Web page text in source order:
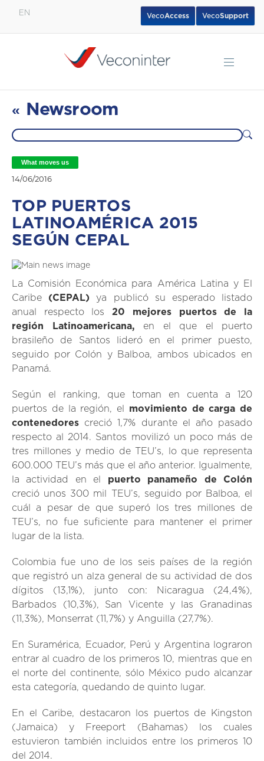
EN VecoSupport
VecoAccess
« Newsroom
What moves us
14/06/2016
TOP PUERTOS
LATINOAMÉRICA 2015
SEGÚN CEPAL
La Comisión Económica para América Latina y El
Caribe (CEPAL) ya publicó su esperado listado
anual respecto los20 mejores puertos de la
región Latinoamericana, en el que el puerto
brasileño de Santos lideró en el primer puesto,
seguido por Colón y Balboa, ambos ubicados en
Panamá.
Según el ranking, que toman en cuenta a 120
puertos de la región, el movimiento de carga de
contenedores creció 1,7% durante el año pasado
respecto al 2014. Santos movilizó un poco más de
tres millones y medio de TEU’s, lo que representa
600.000 TEU’s más que el año anterior. Igualmente,
la actividad en el puerto panameño de Colón
creció unos 300 mil TEU’s, seguido por Balboa, el
cuál a pesar de que superó los tres millones de
TEU’s, no fue suficiente para mantener el primer
lugar de la lista.
Colombia fue uno de los seis países de la región
que registró un alza general de su actividad de dos
dígitos (13,1%), junto con: Nicaragua (24,4%),
Barbados (10,3%), San Vicente y las Granadinas
(11,3%), Monserrat (11,7%) y Anguilla (27,7%).
En Suramérica, Ecuador, Perú y Argentina lograron
entrar al cuadro de los primeros 10, mientras que en
el norte del continente, sólo México pudo alcanzar
esta categoría, quedando de quinto lugar.
En el Caribe, destacaron los puertos de Kingston
(Jamaica) y Freeport (Bahamas) los cuales
estuvieron también incluidos entre los primeros 10
del 2014.